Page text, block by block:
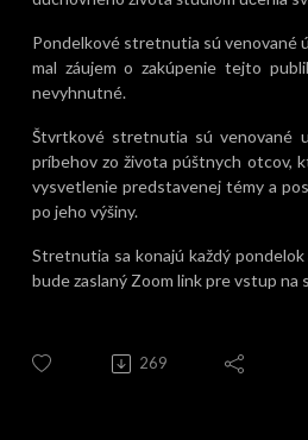
Pondelkové stretnutia sú venované
mal záujem o zakúpenie tejto
nevyhnutné.
Štvrtkové stretnutia sú venované
príbehov zo života púštnych otcov,
vysvetlenie predstavenej témy a
po jeho výšiny.
Stretnutia sa konajú každý
bude zaslaný Zoom link pre vstup
269